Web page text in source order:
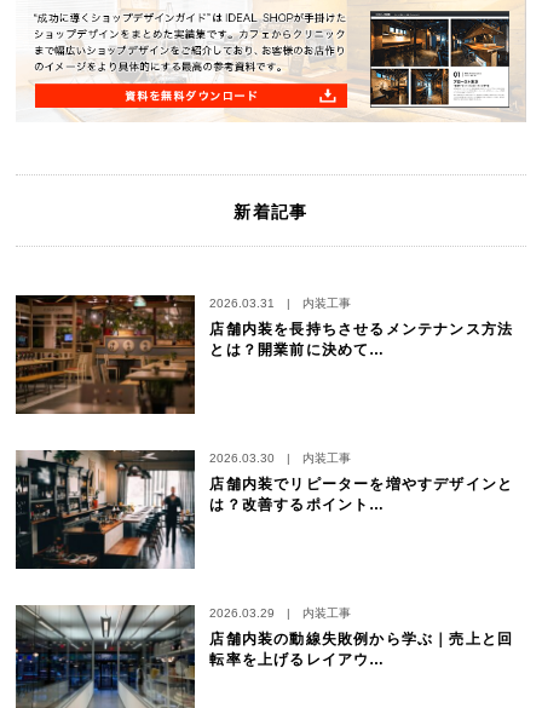
新着記事
2026.03.31 | 内装工事
店舗内装を長持ちさせるメンテナンス方法
とは？開業前に決めて…
2026.03.30 | 内装工事
店舗内装でリピーターを増やすデザインと
は？改善するポイント…
2026.03.29 | 内装工事
店舗内装の動線失敗例から学ぶ｜売上と回
転率を上げるレイアウ…